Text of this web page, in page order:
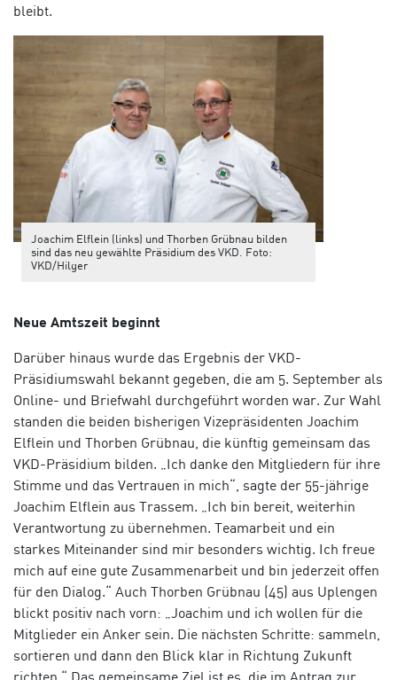
bleibt.
Joachim Elflein (links) und Thorben Grübnau bilden
sind das neu gewählte Präsidium des VKD. Foto:
VKD/Hilger
Neue Amtszeit beginnt
Darüber hinaus wurde das Ergebnis der VKD-
Präsidiumswahl bekannt gegeben, die am 5. September als
Online- und Briefwahl durchgeführt worden war. Zur Wahl
standen die beiden bisherigen Vizepräsidenten Joachim
Elflein und Thorben Grübnau, die künftig gemeinsam das
VKD-Präsidium bilden. „Ich danke den Mitgliedern für ihre
Stimme und das Vertrauen in mich“, sagte der 55-jährige
Joachim Elflein aus Trassem. „Ich bin bereit, weiterhin
Verantwortung zu übernehmen. Teamarbeit und ein
starkes Miteinander sind mir besonders wichtig. Ich freue
mich auf eine gute Zusammenarbeit und bin jederzeit offen
für den Dialog.“ Auch Thorben Grübnau (45) aus Uplengen
blickt positiv nach vorn: „Joachim und ich wollen für die
Mitglieder ein Anker sein. Die nächsten Schritte: sammeln,
sortieren und dann den Blick klar in Richtung Zukunft
richten.“ Das gemeinsame Ziel ist es, die im Antrag zur